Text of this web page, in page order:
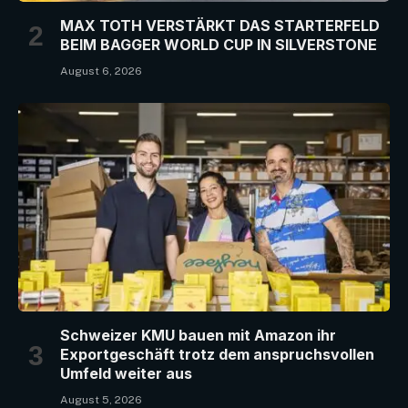
MAX TOTH VERSTÄRKT DAS STARTERFELD
BEIM BAGGER WORLD CUP IN SILVERSTONE
August 6, 2026
Schweizer KMU bauen mit Amazon ihr
Exportgeschäft trotz dem anspruchsvollen
Umfeld weiter aus
August 5, 2026